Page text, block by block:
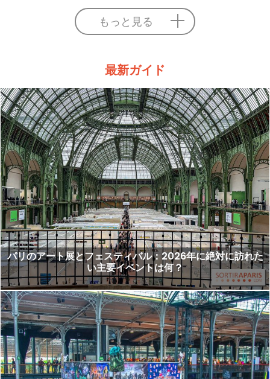
もっと見る
最新ガイド
パリのアート展とフェスティバル：2026年に絶対に訪れた
い主要イベントは何？